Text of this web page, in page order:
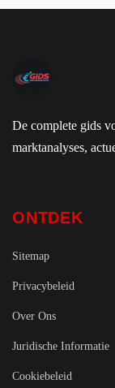
De complete gids
marktanalyses,
ONTDEK
Sitemap
Privacybeleid
Over Ons
Juridische Informatie
Cookiebeleid